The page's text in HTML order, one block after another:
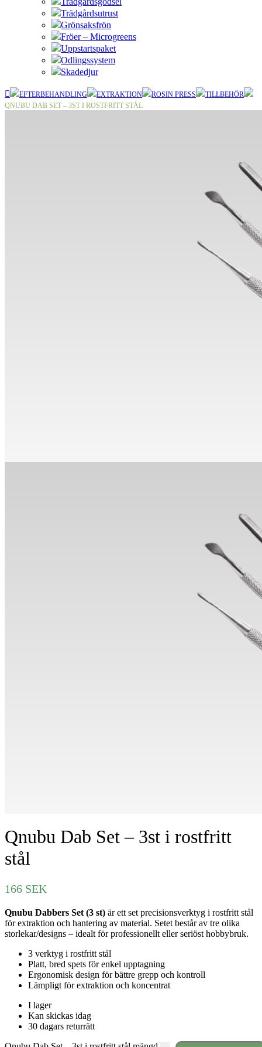
Trädgårdsutrust
Grönsaksfrön
Fröer – Microgreens
Uppstartspaket
Odlingssystem
Skadedjur
EFTERBEHANDLING EXTRAKTION ROSIN PRESS
TILLBEHÖR
QNUBU DAB SET – 3ST I ROSTFRITT STÅL
Qnubu Dab Set – 3st i rostfritt
stål
166 SEK
Qnubu Dabbers Set (3 st) är ett set precisionsverktyg i rostfritt stål
för extraktion och hantering av material. Setet består av tre olika
storlekar/designs – idealt för professionellt eller seriöst hobbybruk.
3 verktyg i rostfritt stål
Platt, bred spets för enkel upptagning
Ergonomisk design för bättre grepp och kontroll
Lämpligt för extraktion och koncentrat
I lager
Kan skickas idag
30 dagars returrätt